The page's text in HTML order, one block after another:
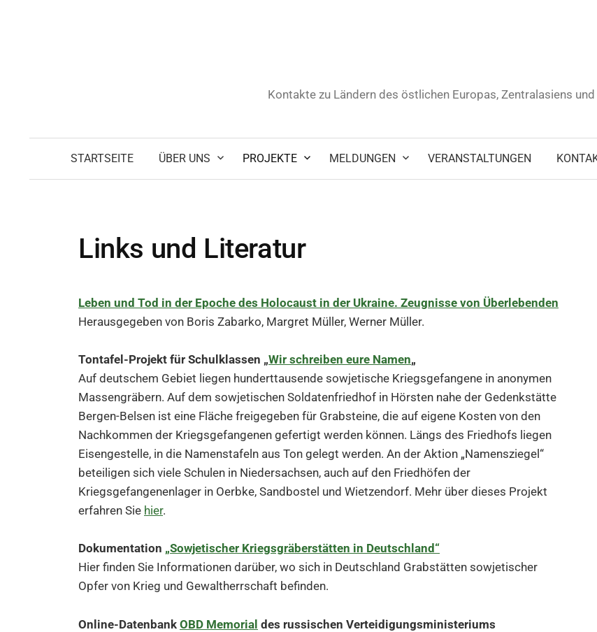
Kontakte zu Ländern des östlichen Europas, Zentralasiens
STARTSEITE ÜBER UNS PROJEKTE MELDUNGEN VERANSTALTUNGEN
Links und Literatur
Leben und Tod in der Epoche des Holocaust in der Ukraine. Zeugnisse von Überlebenden
Herausgegeben von Boris Zabarko, Margret Müller, Werner Müller.
Tontafel-Projekt für Schulklassen „Wir schreiben eure Namen„
Auf deutschem Gebiet liegen hunderttausende sowjetische Kriegsgefangene in anonymen
Massengräbern. Auf dem sowjetischen Soldatenfriedhof in Hörsten nahe der Gedenkstätte
Bergen-Belsen ist eine Fläche freigegeben für Grabsteine, die auf eigene Kosten von den
Nachkommen der Kriegsgefangenen gefertigt werden können. Längs des Friedhofs liegen
Eisengestelle, in die Namenstafeln aus Ton gelegt werden. An der Aktion „Namensziegel“
beteiligen sich viele Schulen in Niedersachsen, auch auf den Friedhöfen der
Kriegsgefangenenlager in Oerbke, Sandbostel und Wietzendorf. Mehr über dieses Projekt
erfahren Sie hier.
Dokumentation „Sowjetischer Kriegsgräberstätten in Deutschland“
Hier finden Sie Informationen darüber, wo sich in Deutschland Grabstätten sowjetischer
Opfer von Krieg und Gewaltherrschaft befinden.
Online-Datenbank OBD Memorial des russischen Verteidigungsministeriums